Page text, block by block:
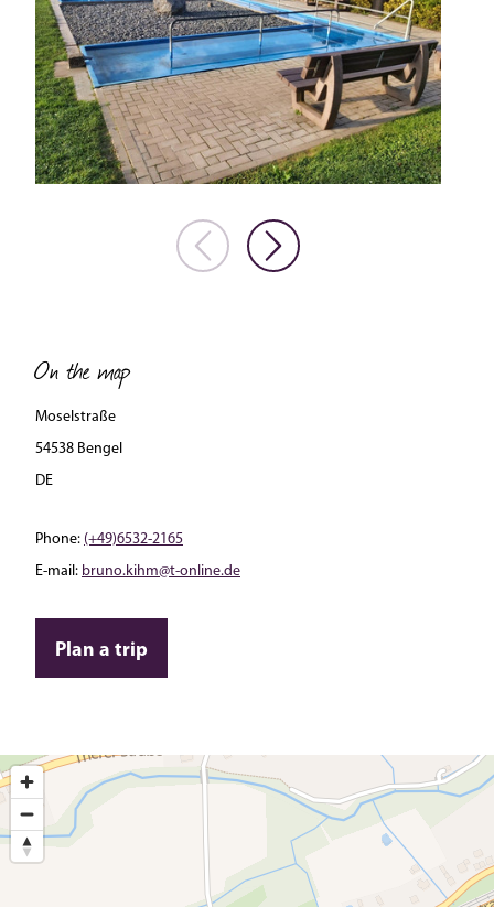
On the map
Moselstraße
54538 Bengel
DE
Phone: (+49)6532-2165
E-mail: bruno.kihm@t-online.de
Plan a trip